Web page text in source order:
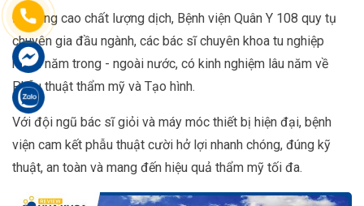
Để nâng cao chất lượng dịch, Bệnh viện Quân Y 108 quy tụ
chuyên gia đầu ngành, các bác sĩ chuyên khoa tu nghiệp
nhiều năm trong - ngoài nước, có kinh nghiệm lâu năm về
Phẫu thuật thẩm mỹ và Tạo hình.
Với đội ngũ bác sĩ giỏi và máy móc thiết bị hiện đại, bệnh
viện cam kết phẫu thuật cười hở lợi nhanh chóng, đúng kỹ
thuật, an toàn và mang đến hiệu quả thẩm mỹ tối đa.